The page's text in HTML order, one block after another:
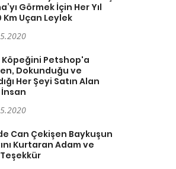
Görmek İçin Her Yıl
Km Uçan Leylek
Köpeğini Petshop'a
Dokunduğu ve
Her Şeyi Satın Alan
Can Çekişen Baykuşun
Kurtaran Adam ve
Teşekkür